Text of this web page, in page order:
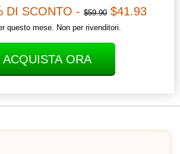
DI SCONTO - $59.90 $41.93
questo mese. Non per rivenditori.
ACQUISTA ORA